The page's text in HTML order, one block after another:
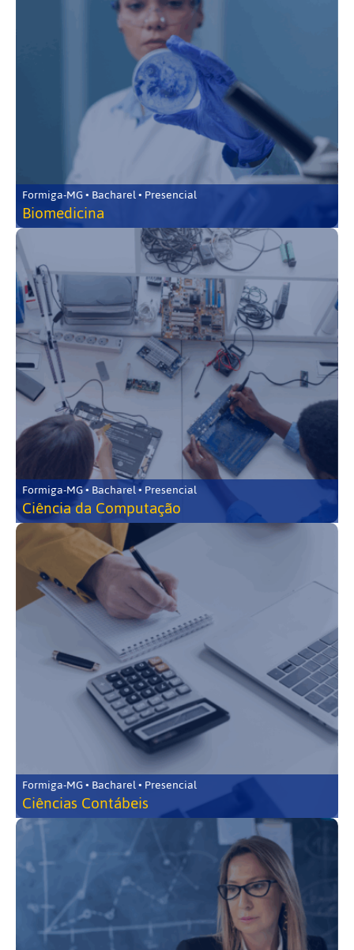
Formiga-MG • Bacharel • Presencial
Biomedicina
Formiga-MG • Bacharel • Presencial
Ciência da Computação
Formiga-MG • Bacharel • Presencial
Ciências Contábeis